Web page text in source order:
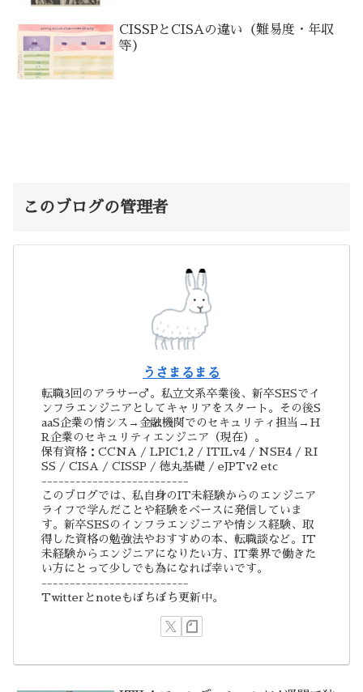
CISSPとCISAの違い（難易度・年収
等）
このブログの管理者
うさまるまる
転職3回のアラサー♂。私立文系卒業後、新卒SESでイ
ンフラエンジニアとしてキャリアをスタート。その後S
aaS企業の情シス→金融機関でのセキュリティ担当→H
R企業のセキュリティエンジニア（現在）。
保有資格：CCNA / LPIC1,2 / ITILv4 / NSE4 / RI
SS / CISA / CISSP / 徳丸基礎 / eJPTv2 etc
--------------------------
このブログでは、私自身のIT未経験からのエンジニア
ライフで学んだことや経験をベースに発信していま
す。新卒SESのインフラエンジニアや情シス経験、取
得した資格の勉強法やおすすめの本、転職談など。IT
未経験からエンジニアになりたい方、IT業界で働きた
い方にとって少しでも為になれば幸いです。
--------------------------
Twitterとnoteもぼちぼち更新中。